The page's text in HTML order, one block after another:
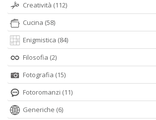
Creatività (112)
Cucina (58)
Enigmistica (84)
Filosofia (2)
Fotografia (15)
Fotoromanzi (11)
Generiche (6)